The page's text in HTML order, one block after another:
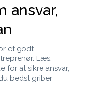
ansvar,
et godt
Læs,
for at sikre ansvar,
bedst griber